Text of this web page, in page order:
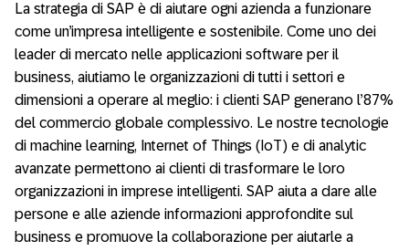
La strategia di SAP è di aiutare ogni azienda a funzionare
come un’impresa intelligente e sostenibile. Come uno dei
leader di mercato nelle applicazioni software per il
business, aiutiamo le organizzazioni di tutti i settori e
dimensioni a operare al meglio: i clienti SAP generano l’87%
del commercio globale complessivo. Le nostre tecnologie
di machine learning, Internet of Things (IoT) e di analytic
avanzate permettono ai clienti di trasformare le loro
organizzazioni in imprese intelligenti. SAP aiuta a dare alle
persone e alle aziende informazioni approfondite sul
business e promuove la collaborazione per aiutarle a